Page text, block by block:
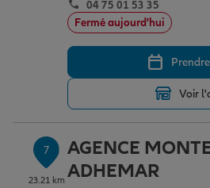
04 75 01 53 35
Fermé aujourd'hui
Voir
7
23.21 km
AGENCE
ADHEMAR